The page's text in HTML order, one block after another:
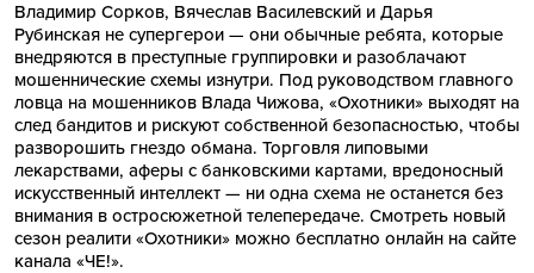
Владимир Сорков, Вячеслав Василевский и Дарья
Рубинская не супергерои — они обычные ребята, которые
внедряются в преступные группировки и разоблачают
мошеннические схемы изнутри. Под руководством главного
ловца на мошенников Влада Чижова, «Охотники» выходят на
след бандитов и рискуют собственной безопасностью, чтобы
разворошить гнездо обмана. Торговля липовыми
лекарствами, аферы с банковскими картами, вредоносный
искусственный интеллект — ни одна схема не останется без
внимания в остросюжетной телепередаче. Смотреть новый
сезон реалити «Охотники» можно бесплатно онлайн на сайте
канала «ЧЕ!».